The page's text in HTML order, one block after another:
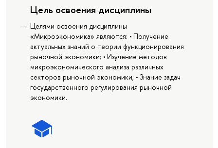
Цель освоения дисциплины
Целями освоения дисциплины
«Микроэкономика» являются: • Получение
актуальных знаний о теории функционирования
рыночной экономики; • Изучение методов
микроэкономического анализа различных
секторов рыночной экономики; • Знание задач
государственного регулирования рыночной
экономики.